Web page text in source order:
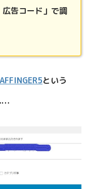
告コード」で調
AFFINGER5という